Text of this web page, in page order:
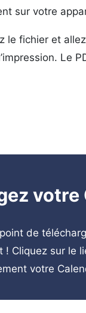
sur votre
le fichier et
Le
votre
de
! Cliquez sur le
votre